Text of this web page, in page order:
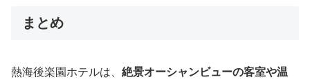
まとめ
熱海後楽園ホテルは、 絶景オーシャンビューの客室や温